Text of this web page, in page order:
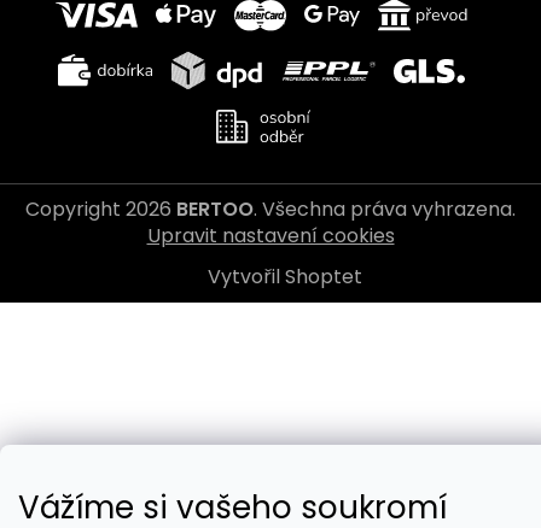
Vážíme si vašeho soukromí
Vytvořil Shoptet
Copyright 2026 BERTOO. Všechna práva vyhrazena.
Upravit nastavení cookies